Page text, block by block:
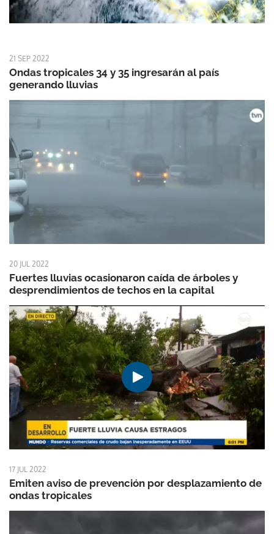
21 SEP 2022
Ondas tropicales 34 y 35 ingresarán al país
generando lluvias
20 JUL 2022
Fuertes lluvias ocasionaron caída de árboles y
desprendimientos de techos en la capital
17 JUL 2022
Emiten aviso de prevención por desplazamiento de
ondas tropicales